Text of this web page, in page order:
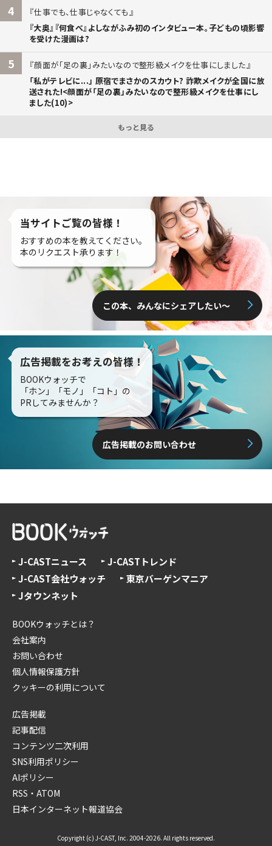
4
仕事でも、仕事じゃなくても
『大奥』『何食べ』よしながふみ初のインタビュー本。子どもの頃影響
を受けた漫画は?
5
顔面が「足の裏」みたいなので整形級メイクを仕事にしました
「私がテレビに...」 原宿でまさかのスカウト? 詐欺メイクが全国に放
送された!<顔面が「足の裏」みたいなので整形級メイクを仕事にし
ました(10)>
もっと見る
当サイトご覧の皆様！
おすすめの本を教えてください。
本のリクエスト承ります！
この本、みんなにシェアしたい〜
広告掲載をお考えの皆様！
BOOKウォッチで
「ホン」「モノ」「コト」の
PRしてみませんか？
広告掲載のお問い合わせ
J-CASTニュース
J-CASTトレンド
J-CAST会社ウォッチ
東京バーゲンマニア
Jタウンネット
BOOKウォッチとは？
会社案内
お問い合わせ
個人情報保護方針
クッキーの利用について
広告掲載
記事配信
コンテンツ二次利用
SNS利用ポリシー
AIポリシー
RSS・ATOM
日本インターネット報道協会
Copyright (c) J-CAST, Inc. 2004-2026. All rights reserved.